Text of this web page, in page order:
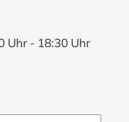
Uhr - 18:30 Uhr